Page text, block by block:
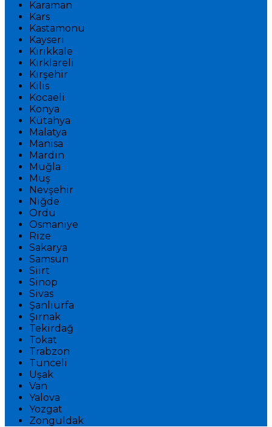
Karaman
Kars
Kastamonu
Kayseri
Kırıkkale
Kırklareli
Kırşehir
Kilis
Kocaeli
Konya
Kütahya
Malatya
Manisa
Mardin
Muğla
Muş
Nevşehir
Niğde
Ordu
Osmaniye
Rize
Sakarya
Samsun
Siirt
Sinop
Sivas
Şanlıurfa
Şırnak
Tekirdağ
Tokat
Trabzon
Tunceli
Uşak
Van
Yalova
Yozgat
Zonguldak